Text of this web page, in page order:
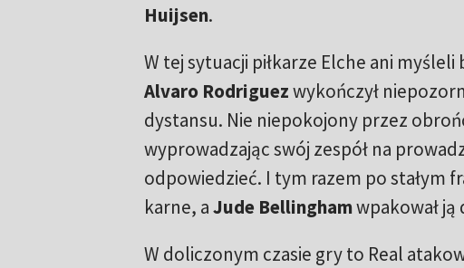
Huijsen.
W tej sytuacji piłkarze Elche ani
Alvaro Rodriguezwykończył
dystansu. Nie niepokojony przez
wyprowadzając swój zespół na
odpowiedzieć. I tym razem po stałym
karne, aJude Bellinghamwpakował ją
W doliczonym czasie gry to Real